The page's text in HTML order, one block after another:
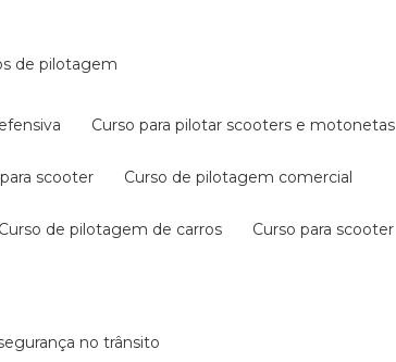
de pilotagem
curso para pilotar scooters e motonetas
scooter curso de pilotagem comercial
curso de pilotagem de carros curso para scooter
no trânsito